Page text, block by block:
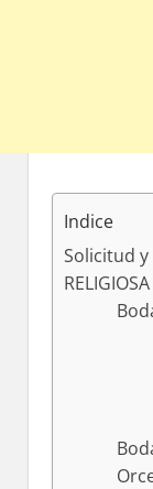
Indice
Solicitud y